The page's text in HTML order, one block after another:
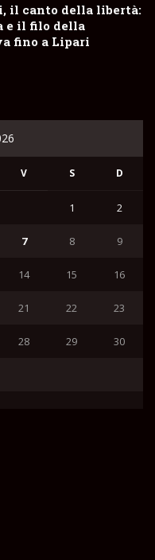
il canto della libertà:
e il filo della
fino a Lipari
V S D
1 2
7 8 9
14 15 16
21 22 23
28 29 30